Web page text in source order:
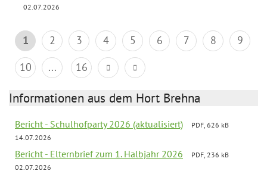
02.07.2026
1 2 3 4 5 6 7 8
9
10
... 16
Informationen aus dem Hort Brehna
Bericht - Schulhofparty 2026 (aktualisiert)
PDF, 626 kB
14.07.2026
Bericht - Elternbrief zum 1. Halbjahr 2026
PDF, 236 kB
02.07.2026